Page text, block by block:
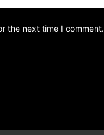
the next time I comment.